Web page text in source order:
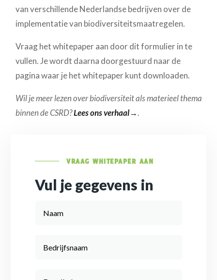
van verschillende Nederlandse bedrijven over de
implementatie van biodiversiteitsmaatregelen.
Vraag het whitepaper aan door dit formulier in te
vullen. Je wordt daarna doorgestuurd naar de
pagina waar je het whitepaper kunt downloaden.
Wil je meer lezen over biodiversiteit als materieel thema
binnen de CSRD?Lees ons verhaal→.
VRAAG WHITEPAPER AAN
Vul je gegevens in